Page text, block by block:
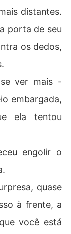
distantes.
porta de seu
os dedos,
ver mais -
embargada,
ela tentou
engolir o
quase
à frente, a
você está